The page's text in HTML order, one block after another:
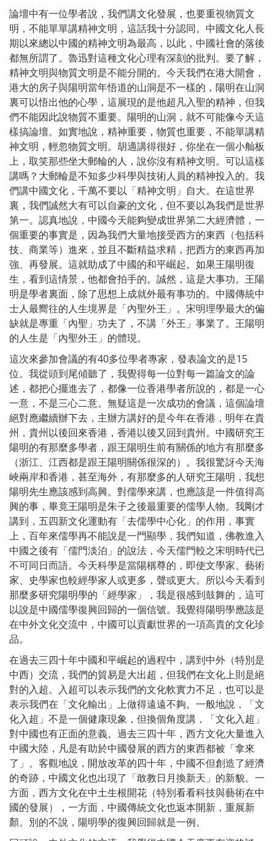
論壇中有一位學者說，我們講文化發展，也要重視物質文
明，不能單單講精神文明，這話我十分認同。中國文化人長
期以來總以中國的精神文明為最高，以此，中國社會的落後
都無所謂了。魯迅對這種文化心理有深刻的批判。要了解，
精神文明與物質文明是不能分開的。今天我們在港大開會，
港大的房子與陽明當年悟道的山洞是不一樣的，陽明在山洞
裏可以悟出他的心學，這展現的是他超凡入聖的精神，但我
們不能因此說物質不重要。陽明的山洞，就不可能像今天這
樣搞論壇。如實地說，精神重要，物質也重要，不能單講精
神文明，輕忽物質文明。胡適講得很好，你坐在一個小舢板
上，取笑那些坐大郵輪的人，說你沒有精神文明。可以這樣
講嗎？大郵輪是不知多少科學與技術人員的精神投入的。我
們講中國文化，千萬不要以「精神文明」自大。在這世界
裏，我們誠然大有可以自豪的文化，但不要以為我們是世界
第一。認真地說，中國今天能夠變成世界第二大經濟體，一
個重要的事實是，因為我們大量地接受西方的東西（包括科
技、商業等）進來，並且不斷精益求精，把西方的東西再加
強、再發展。這就助成了中國的和平崛起。如果王陽明復
生，看到這情景，他都會拍手的。誠然，這是大事功。王陽
明是學者裏面，除了思想上成就外最有事功的。中國傳統中
士人最嚮往的人生境界是「內聖外王」。宋明理學最大的偏
缺就是專重「內聖」功夫了，不講「外王」事業了。王陽明
的人生是「內聖外王」的體現。
這次來參加會議的有40多位學者專家，發表論文的是15
位。我從頭到尾傾聽了，我覺得每一位對每一篇論文的論
述，都把心擺進去了，都像一位香港學者所說的，都是一心
一意，不是三心二意。無疑這是一次成功的會議，這個論壇
絕對應繼續辦下去，主辦方講好的是今年在香港，明年在貴
州，貴州以後回來香港，香港以後又回到貴州。中國研究王
陽明的有那麼多學者，跟王陽明生前有關係的地方有那麼多
（浙江、江西都是跟王陽明關係很深的）。我很驚訝今天海
峽兩岸和香港，甚至海外，有那麼多的人研究王陽明，我想
陽明先生應該感到高興。對儒學來講，也應該是一件值得高
興的事，畢竟王陽明是朱子之後最重要的儒學人物。我剛才
講到，五四新文化運動有「去儒學中心化」的作用，事實
上，百年來儒學再不能說是一門顯學，我們知道，佛教進入
中國之後有「儒門淡泊」的說法，今天儒門較之宋明時代已
不可同日而語。今天科學是當陽稱尊的，即使文學家、藝術
家、史學家也較經學家人或更多，聲或更大。所以今天看到
那麼多研究陽明學的「經學家」，我是很感到鼓舞的，這可
以說是中國儒學復興回歸的一個信號。我覺得陽明學應該是
在中外文化交流中，中國可以貢獻世界的一項高貴的文化珍
品。
在過去三四十年中國和平崛起的過程中，講到中外（特別是
中西）交流，我們的貿易是大出超，但我們在文化上則是絕
對的入超。入超可以表示我們的文化軟實力不足，也可以是
表示我們在「文化輸出」上做得遠遠不夠。一般地說，「文
化入超」不是一個健康現象，但換個角度講，「文化入超」
對中國也有正面的意義。過去三四十年，西方文化大量進入
中國大陸，凡是有助於中國發展的西方的東西都被「拿來
了」。客觀地說，開放改革的四十年，中國不但創造了經濟
的奇跡，中國文化也出現了「敢教日月換新天」的新貌。一
方面，西方文化在中土生根開花（特別看看科技與藝術在中
國的發展），一方面，中國傳統文化也返本開新，重展新
顏。別的不說，陽明學的復興回歸就是一例。